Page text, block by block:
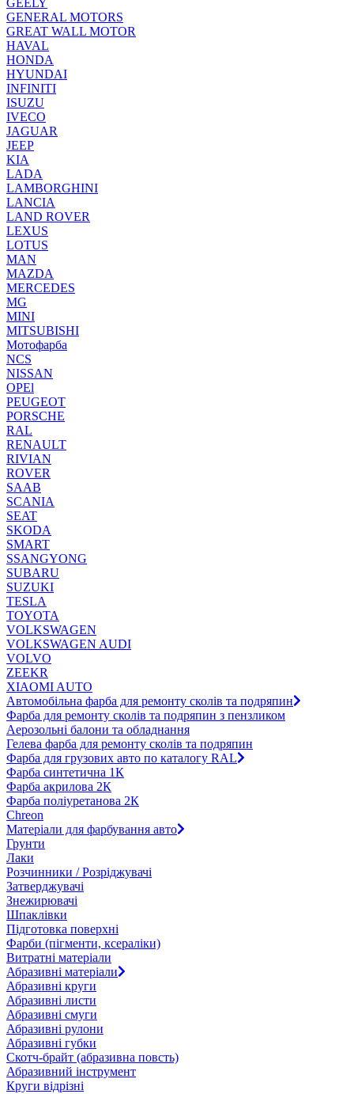
GENERAL MOTORS
GREAT WALL MOTOR
HAVAL
HONDA
HYUNDAI
INFINITI
ISUZU
IVECO
JAGUAR
JEEP
KIA
LADA
LAMBORGHINI
LANCIA
LAND ROVER
LEXUS
LOTUS
MAN
MAZDA
MERCEDES
MG
MINI
MITSUBISHI
Мотофарба
NCS
NISSAN
OPEl
PEUGEOT
PORSCHE
RAL
RENAULT
RIVIAN
ROVER
SAAB
SCANIA
SEAT
SKODA
SMART
SSANGYONG
SUBARU
SUZUKI
TESLA
TOYOTA
VOLKSWAGEN
VOLKSWAGEN AUDI
VOLVO
ZEEKR
XIAOMI AUTO
Автомобільна фарба для ремонту сколів та подряпин
Фарба для ремонту сколів та подряпин з пензликом
Аерозольні балони та обладнання
Гелева фарба для ремонту сколів та подряпин
Фарба для грузових авто по каталогу RAL
Фарба синтетична 1К
Фарба акрилова 2К
Фарба поліуретанова 2К
Chreon
Матеріали для фарбування авто
Грунти
Лаки
Розчинники / Розріджувачі
Затверджувачі
Знежирювачі
Шпаклівки
Підготовка поверхні
Фарби (пігменти, ксераліки)
Витратні матеріали
Абразивні матеріали
Абразивні круги
Абразивні листи
Абразивні смуги
Абразивні рулони
Абразивні губки
Скотч-брайт (абразивна повсть)
Абразивний інструмент
Круги відрізні